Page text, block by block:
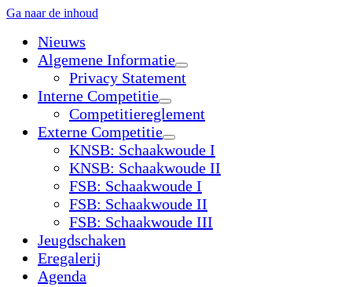
Ga naar de inhoud
Nieuws
Algemene Informatie
open
dropdown
Privacy Statement
Interne Competitie
open
dropdown
Competitiereglement
Externe Competitie
open
dropdown
menu
KNSB: Schaakwoude I
KNSB: Schaakwoude II
FSB: Schaakwoude I
FSB: Schaakwoude II
FSB: Schaakwoude III
Jeugdschaken
Eregalerij
Agenda